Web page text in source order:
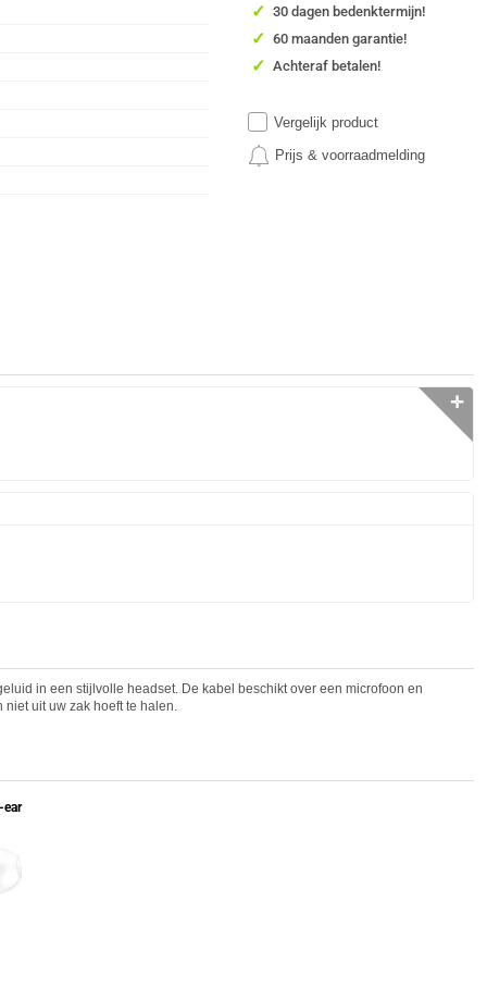
✓ 30 dagen bedenktermijn!
✓ 60 maanden garantie!
✓ Achteraf betalen!
Vergelijk product
Prijs & voorraadmelding
✛
in een stijlvolle headset. De kabel beschikt over een microfoon en
uit uw zak hoeft te halen.
ear